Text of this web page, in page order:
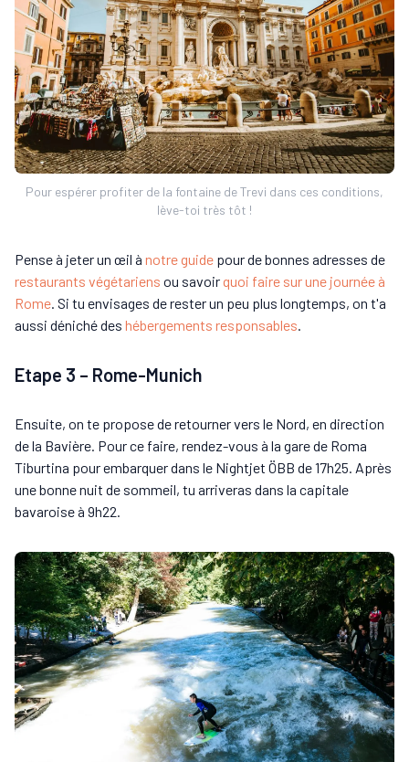
Pour espérer profiter de la fontaine de Trevi dans ces conditions,
lève-toi très tôt !
Pense à jeter un œil à notre guide pour de bonnes adresses de
restaurants végétariens ou savoirquoi faire sur une journée à
Rome. Si tu envisages de rester un peu plus longtemps, on t'a
aussi déniché des hébergements responsables.
Etape 3 – Rome-Munich
Ensuite, on te propose de retourner vers le Nord, en direction
de la Bavière. Pour ce faire, rendez-vous à la gare de Roma
Tiburtina pour embarquer dans le Nightjet ÖBB de 17h25. Après
une bonne nuit de sommeil, tu arriveras dans la capitale
bavaroise à 9h22.